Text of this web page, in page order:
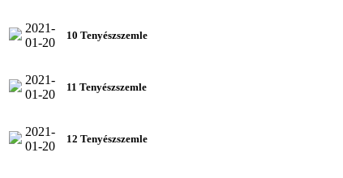
2021-
01-20
10 Tenyészszemle
2021-
01-20
11 Tenyészszemle
2021-
01-20
12 Tenyészszemle